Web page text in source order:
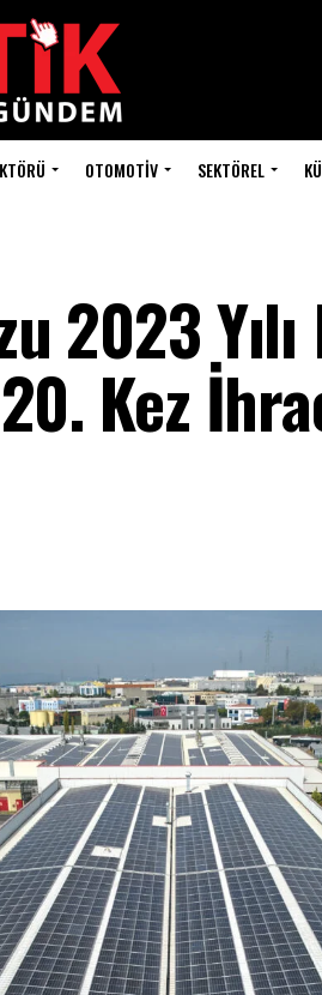
OTOMOTIV SEKTÖREL
2023
Kez